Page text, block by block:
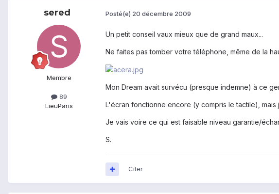
sered
Membre
89
LieuParis
Posté(e) 20 décembre 2009
Un petit conseil vaux mieux que de grand maux...
Ne faites pas tomber votre téléphone, même de la
Mon Dream avait survécu (presque indemne) à ce
L'écran fonctionne encore (y compris le tactile),
Je vais voire ce qui est faisable niveau garantie/
S.
Citer